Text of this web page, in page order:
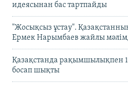
идеясынан бас тартпайды
"Жосықсыз ұстау".
Ермек Нарымбаев жайлы
Қазақстанда рақымшылықпен
босап шықты